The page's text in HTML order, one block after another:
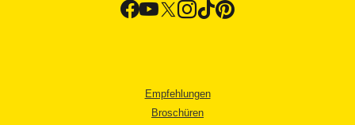
Empfehlungen
Broschüren